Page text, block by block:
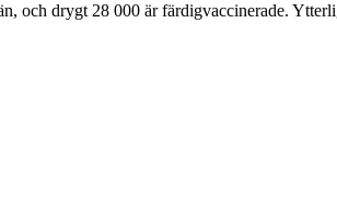
och drygt 28 000 är färdigvaccinerade.